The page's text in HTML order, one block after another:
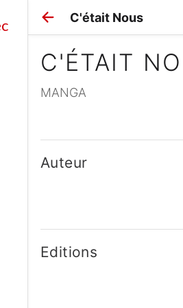
C'était Nous
C'ÉTAIT
MANGA
Auteur
Editions